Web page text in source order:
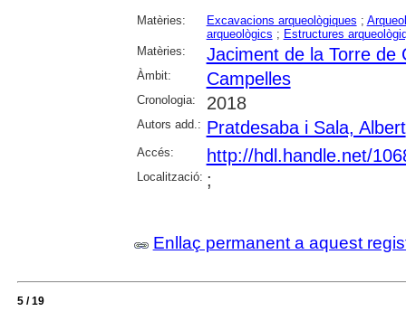
Matèries: Excavacions arqueològiques ;
arqueològics ; Estructures
Matèries:
Jaciment de la Torre de
Àmbit: Campelles
Cronologia: 2018
Autors add.: Pratdesaba i Sala, Albert
Accés: http://hdl.handle.net/
Localització: ;
Enllaç permanent a aquest
5 / 19